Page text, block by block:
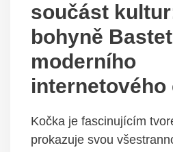
součást
bohyně
moderního
internetového
Kočka je fascinujícím
prokazuje svou